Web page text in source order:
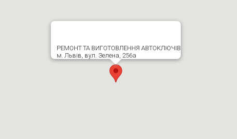
РЕМОНТ ТА ВИГОТОВЛЕННЯ АВТОКЛЮЧІВ
м. Львів, вул. Зелена, 256а